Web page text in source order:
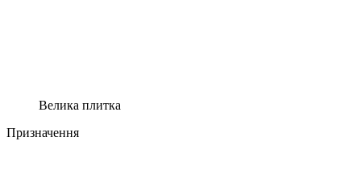
Велика плитка
Призначення